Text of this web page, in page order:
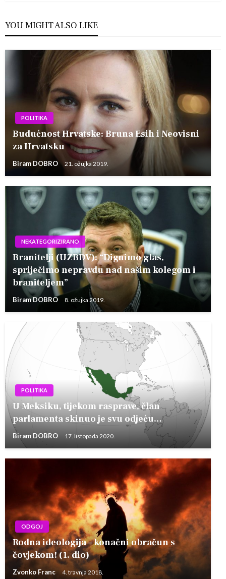
YOU MIGHT ALSO LIKE
POLITIKA
Budućnost Hrvatske: Bruna Esih i Neovisni
za Hrvatsku
Biram DOBRO 21. ožujka 2019.
NEKATEGORIZIRANO
Branitelji (UZBDV): “Dignimo glas,
spriječimo nepravdu nad našim kolegom i
braniteljem”
Biram DOBRO 8. ožujka 2019.
POLITIKA
U Meksiku, tijekom rasprave, član
parlamenta skinuo je svu odjeću…
Biram DOBRO 17. listopada 2020.
ODGOJ
Rodna ideologija – konačni obračun s
čovjekom! (1. dio)
Zvonko Franc 4. travnja 2018.